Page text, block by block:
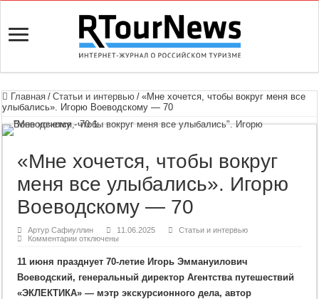
Главная / Статьи и интервью / «Мне хочется, чтобы вокруг меня все
улыбались». Игорю Воеводскому — 70
«Мне хочется, чтобы вокруг
меня все улыбались». Игорю
Воеводскому — 70
Артур Сафиуллин 11.06.2025
Статьи и интервью
Комментариик
хочется,
вокруг
отключены
11 июня празднует 70-летие Игорь Эммануилович
Воеводский, генеральный директор Агентства путешествий
«ЭКЛЕКТИКА» — мэтр экскурсионного дела, автор